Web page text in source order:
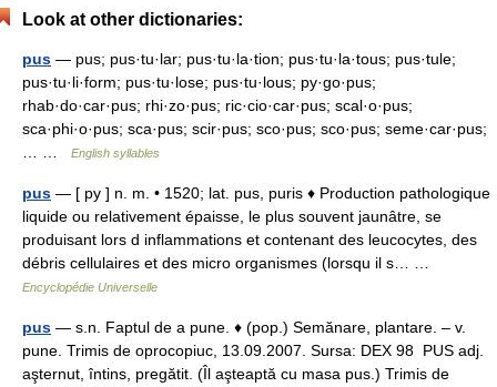
Look at other dictionaries:
pus — pus; pus·tu·lar; pus·tu·la·tion; pus·tu·la·tous; pus·tule;
pus·tu·li·form; pus·tu·lose; pus·tu·lous; py·go·pus;
rhab·do·car·pus; rhi·zo·pus; ric·cio·car·pus; scal·o·pus;
sca·phi·o·pus; sca·pus; scir·pus; sco·pus; sco·pus; seme·car·pus;
English syllables
pus — [ py ] n. m. • 1520; lat. pus, puris ♦ Production pathologique
liquide ou relativement épaisse, le plus souvent jaunâtre, se
produisant lors d inflammations et contenant des leucocytes, des
débris cellulaires et des micro organismes (lorsqu il s… …
Encyclopédie Universelle
pus — s.n. Faptul de a pune. ♦ (pop.) Semănare, plantare. – v.
pune. Trimis de oprocopiuc, 13.09.2007. Sursa: DEX 98 PUS adj.
aşternut, întins, pregătit. (Îl aşteaptă cu masa pus.) Trimis de